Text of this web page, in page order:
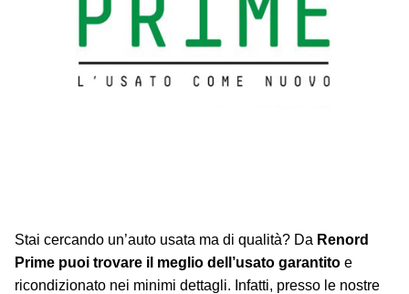
Stai cercando un’auto usata ma di qualità? Da Renord
Prime puoi trovare il meglio dell’usato garantito e
ricondizionato nei minimi dettagli. Infatti, presso le nostre